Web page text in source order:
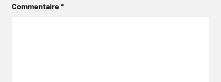
Commentaire*